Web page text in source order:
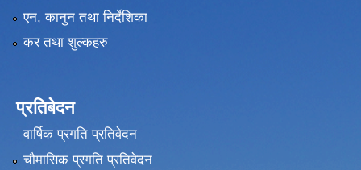
एन, कानुन तथा निर्देशिका
कर तथा शुल्कहरु
प्रतिबेदन
वार्षिक प्रगति प्रतिवेदन
चौमासिक प्रगति प्रतिवेदन